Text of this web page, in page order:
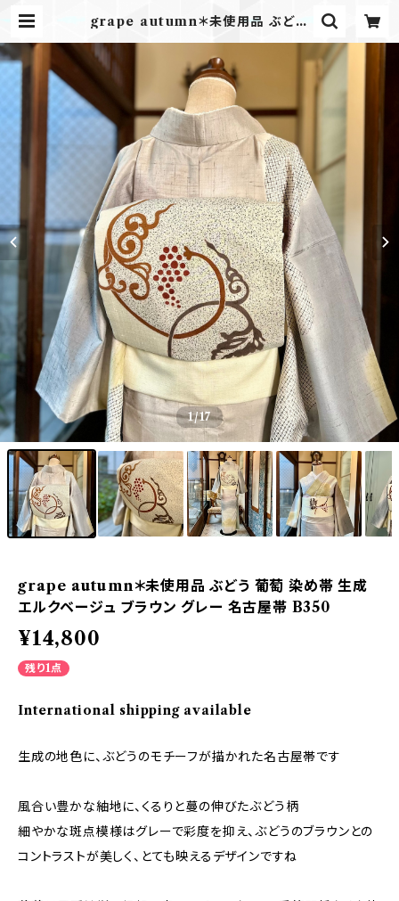
grape autumn＊未使用品 ぶどう
ラウン グレー 名古屋帯 B350 | ki
mono tento
1/17
grape autumn＊未使用品 ぶどう 葡萄 染め帯 生成
エルクベージュ ブラウン グレー 名古屋帯 B350
¥14,800
残り1点
International shipping available
生成の地色に、ぶどうのモチーフが描かれた名古屋帯です
風合い豊かな紬地に、くるりと蔓の伸びたぶどう柄
細やかな斑点模様はグレーで彩度を抑え、ぶどうのブラウンとの
コントラストが美しく、とても映えるデザインですね